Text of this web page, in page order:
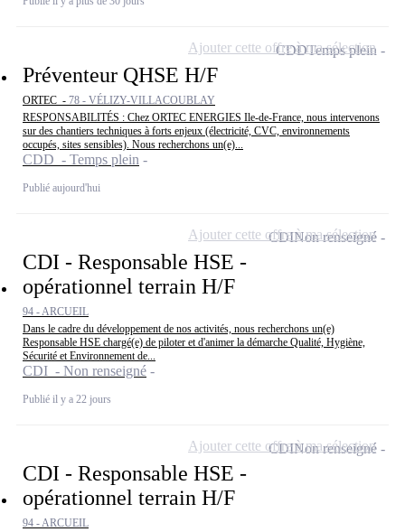
Préventeur QHSE H/F
ORTEC - 78 - VÉLIZY-VILLACOUBLAY
RESPONSABILITÉS : Chez ORTEC ENERGIES Ile-de-France, nous intervenons
sur des chantiers techniques à forts enjeux (électricité, CVC, environnements
occupés, sites sensibles). Nous recherchons un(e)...
CDD - Temps plein
Publié aujourd'hui
CDDTemps plein
Ajouter cette offre à ma sélection
CDI - Responsable HSE -
opérationnel terrain H/F
94 - ARCUEIL
Dans le cadre du développement de nos activités, nous recherchons un(e)
Responsable HSE chargé(e) de piloter et d'animer la démarche Qualité, Hygiène,
Sécurité et Environnement de...
CDI - Non renseigné
Publié il y a 22 jours
CDINon renseigné
Ajouter cette offre à ma sélection
CDI - Responsable HSE -
opérationnel terrain H/F
94 - ARCUEIL
CDINon renseigné
Ajouter cette offre à ma sélection